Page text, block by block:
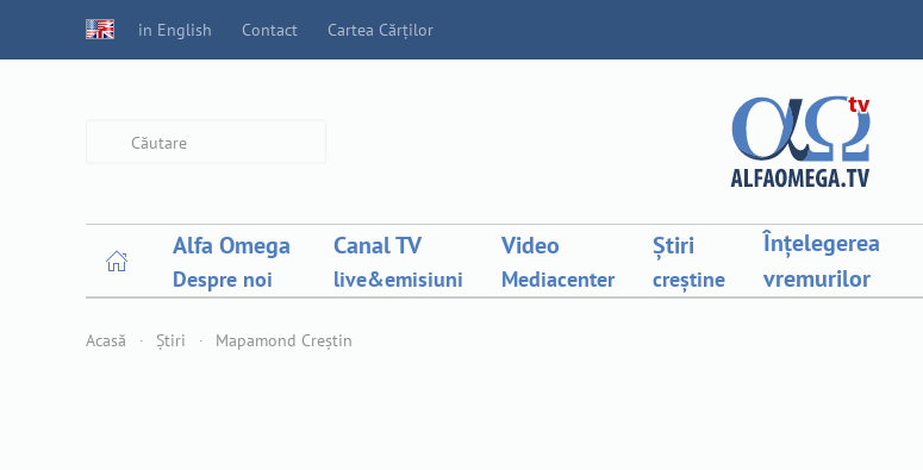
in English Contact Cartea Cărților
Alfa Omega
Despre noi
Canal TV
live&emisiuni
Video
Mediacenter
Știri
creștine
Înțelegerea
vremurilor
Acasă Știri Mapamond Creștin